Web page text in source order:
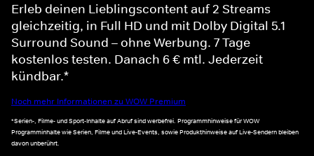
Erleb deinen Lieblingscontent auf 2 Streams
gleichzeitig, in Full HD und mit Dolby Digital 5.1
Surround Sound – ohne Werbung. 7 Tage
kostenlos testen. Danach 6 € mtl. Jederzeit
kündbar.*
Noch mehr Informationen zu WOW Premium
*Serien-, Filme- und Sport-Inhalte auf Abruf sind werbefrei. Programmhinweise für WOW
Programminhalte wie Serien, Filme und Live-Events, sowie Produkthinweise auf Live-Sendern bleiben
davon unberührt.